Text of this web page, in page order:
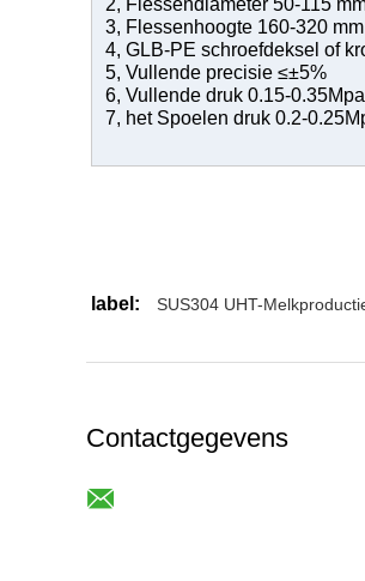
2, Flessendiameter 50-115
3, Flessenhoogte 160-320 mm
4, GLB-PE schroefdeksel of
5, Vullende precisie ≤±5%
6, Vullende druk 0.15-0.35Mpa
7, het Spoelen druk 0.2-
label: SUS304 UHT-
Contactgegevens